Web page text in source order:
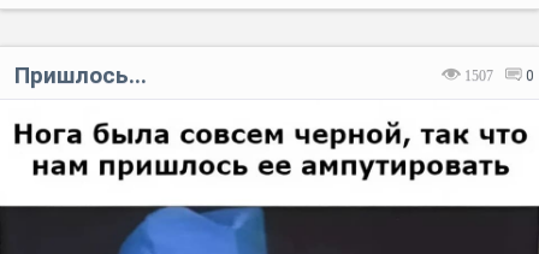
1507 0
Пришлось...